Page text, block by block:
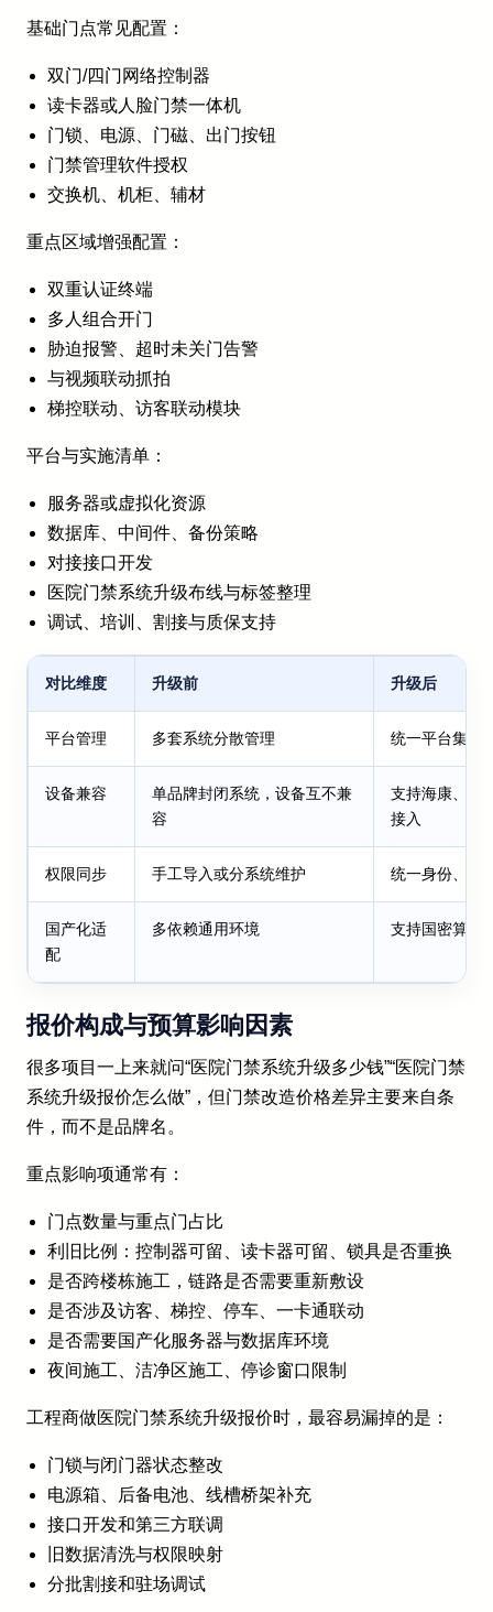
基础门点常见配置：
双门/四门网络控制器
读卡器或人脸门禁一体机
门锁、电源、门磁、出门按钮
门禁管理软件授权
交换机、机柜、辅材
重点区域增强配置：
双重认证终端
多人组合开门
胁迫报警、超时未关门告警
与视频联动抓拍
梯控联动、访客联动模块
平台与实施清单：
服务器或虚拟化资源
数据库、中间件、备份策略
对接接口开发
医院门禁系统升级布线与标签整理
调试、培训、割接与质保支持
对比维度 升级前 升级后
平台管理 多套系统分散管理 统一平台集中
设备兼容
单品牌封闭系统，设备互不兼
容
支持海康、大
接入
权限同步 手工导入或分系统维护 统一身份、自
国产化适
配
多依赖通用环境 支持国密算法
报价构成与预算影响因素
很多项目一上来就问“医院门禁系统升级多少钱”“医院门禁
系统升级报价怎么做”，但门禁改造价格差异主要来自条
件，而不是品牌名。
重点影响项通常有：
门点数量与重点门占比
利旧比例：控制器可留、读卡器可留、锁具是否重换
是否跨楼栋施工，链路是否需要重新敷设
是否涉及访客、梯控、停车、一卡通联动
是否需要国产化服务器与数据库环境
夜间施工、洁净区施工、停诊窗口限制
工程商做医院门禁系统升级报价时，最容易漏掉的是：
门锁与闭门器状态整改
电源箱、后备电池、线槽桥架补充
接口开发和第三方联调
旧数据清洗与权限映射
分批割接和驻场调试